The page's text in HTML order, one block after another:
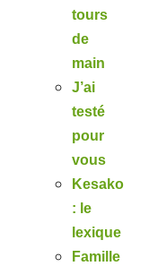
tours
de
main
J’ai
testé
pour
vous
Kesako
: le
lexique
Famille